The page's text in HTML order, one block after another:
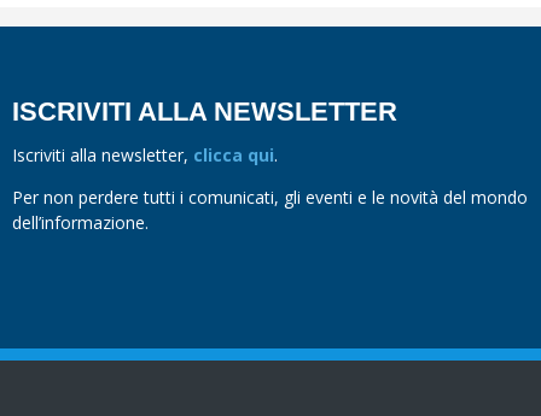
ISCRIVITI ALLA NEWSLETTER
Iscriviti alla newsletter, clicca qui.
Per non perdere tutti i comunicati, gli eventi e le novità del mondo
dell’informazione.